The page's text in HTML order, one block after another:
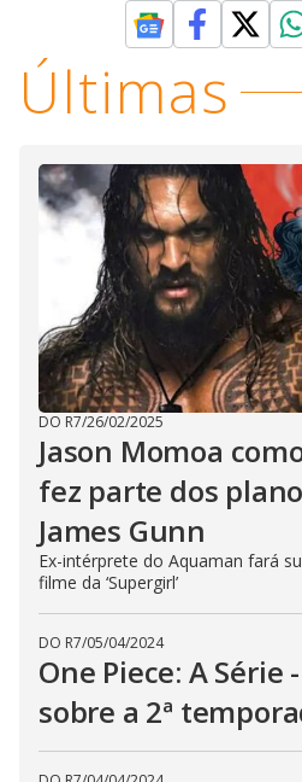
Últimas
DO R7/26/02/2025
Jason Momoa
fez parte dos
James Gunn
Ex-intérprete do Aquaman fará
filme da ‘Supergirl’
DO R7/05/04/2024
One Piece: A Série
sobre a 2ª